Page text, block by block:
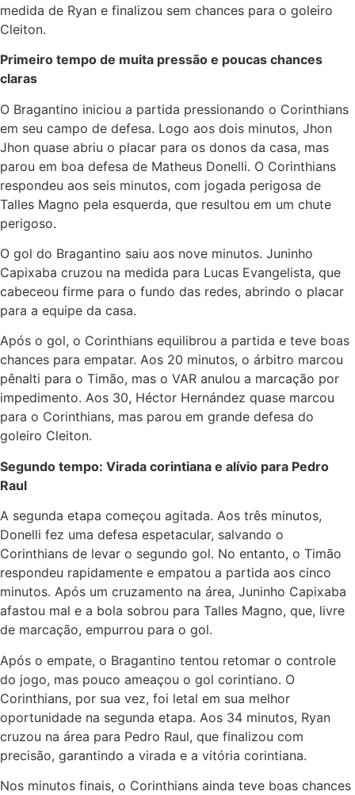
medida de Ryan e finalizou sem chances para o goleiro
Cleiton.
Primeiro tempo de muita pressão e poucas chances
claras
O Bragantino iniciou a partida pressionando o Corinthians
em seu campo de defesa. Logo aos dois minutos, Jhon
Jhon quase abriu o placar para os donos da casa, mas
parou em boa defesa de Matheus Donelli. O Corinthians
respondeu aos seis minutos, com jogada perigosa de
Talles Magno pela esquerda, que resultou em um chute
perigoso.
O gol do Bragantino saiu aos nove minutos. Juninho
Capixaba cruzou na medida para Lucas Evangelista, que
cabeceou firme para o fundo das redes, abrindo o placar
para a equipe da casa.
Após o gol, o Corinthians equilibrou a partida e teve boas
chances para empatar. Aos 20 minutos, o árbitro marcou
pênalti para o Timão, mas o VAR anulou a marcação por
impedimento. Aos 30, Héctor Hernández quase marcou
para o Corinthians, mas parou em grande defesa do
goleiro Cleiton.
Segundo tempo: Virada corintiana e alívio para Pedro
Raul
A segunda etapa começou agitada. Aos três minutos,
Donelli fez uma defesa espetacular, salvando o
Corinthians de levar o segundo gol. No entanto, o Timão
respondeu rapidamente e empatou a partida aos cinco
minutos. Após um cruzamento na área, Juninho Capixaba
afastou mal e a bola sobrou para Talles Magno, que, livre
de marcação, empurrou para o gol.
Após o empate, o Bragantino tentou retomar o controle
do jogo, mas pouco ameaçou o gol corintiano. O
Corinthians, por sua vez, foi letal em sua melhor
oportunidade na segunda etapa. Aos 34 minutos, Ryan
cruzou na área para Pedro Raul, que finalizou com
precisão, garantindo a virada e a vitória corintiana.
Nos minutos finais, o Corinthians ainda teve boas chances